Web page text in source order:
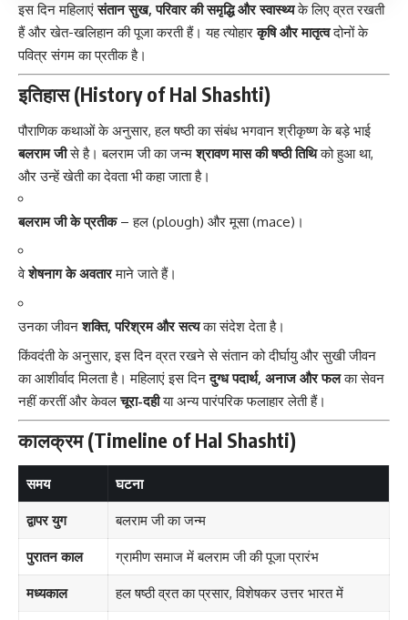
इस दिन महिलाएंसंतान सुख, परिवार की समृद्धि और स्वास्थ्यके लिए व्रत रखती
हैं और खेत-खलिहान की पूजा करती हैं। यह त्योहारकृषि और मातृत्वदोनों के
पवित्र संगम का प्रतीक है।
इतिहास (History of Hal Shashti)
पौराणिककथाओंके अनुसार, हल षष्ठी का संबंध भगवान श्रीकृष्ण के बड़े भाई
बलराम जीसे है। बलराम जी का जन्मश्रावण मास की षष्ठी तिथिको हुआ था,
और उन्हें खेती का देवता भी कहा जाता है।
बलराम जी के प्रतीक– हल (plough) और मूसा (mace)।
वेशेषनाग के अवतारमाने जाते हैं।
उनका जीवनशक्ति, परिश्रम और सत्यका संदेश देता है।
किंवदंती के अनुसार, इस दिन व्रत रखने से संतान को दीर्घायु और सुखी जीवन
का आशीर्वाद मिलता है। महिलाएं इस दिनदुग्ध पदार्थ, अनाज और फलका सेवन
नहीं करतीं और केवलचूरा-दहीया अन्य पारंपरिक फलाहार लेती हैं।
कालक्रम (Timeline of Hal Shashti)
समय घटना
द्वापर युग बलराम जी का जन्म
पुरातन काल ग्रामीण समाज में बलराम जी की पूजा प्रारंभ
मध्यकाल हल षष्ठी व्रत का प्रसार, विशेषकर उत्तर भारत में